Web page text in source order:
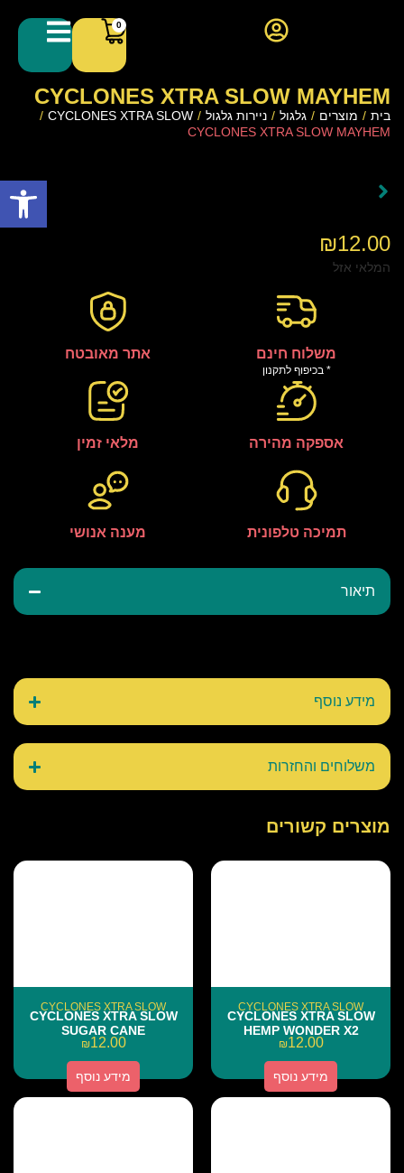
0
CYCLONES XTRA SLOW MAYHEM
בית / מוצרים / גלגול / ניירות גלגול /
CYCLONES XTRA SLOW
/
CYCLONES XTRA SLOW MAYHEM
תיאור
מידע נוסף
משלוחים והחזרות
₪12.00
המלאי אזל
משלוח חינם
* בכיפוף לתקנון
אתר מאובטח
אספקה מהירה מלאי זמין
תמיכה טלפונית מענה אנושי
מוצרים קשורים
CYCLONES XTRA SLOW
CYCLONES XTRA SLOW
HEMP WONDER X2
₪12.00
מידע נוסף
CYCLONES XTRA SLOW
CYCLONES XTRA SLOW
SUGAR CANE
₪12.00
מידע נוסף
פתח